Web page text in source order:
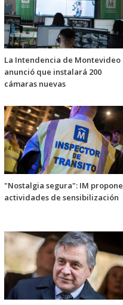
La Intendencia de Montevideo
anunció que instalará 200
cámaras nuevas
"Nostalgia segura": IM propone
actividades de sensibilización